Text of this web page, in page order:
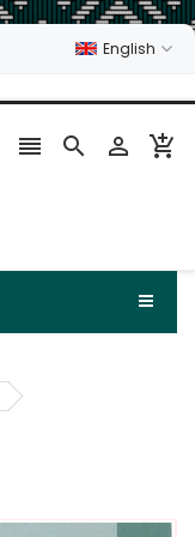
English
   